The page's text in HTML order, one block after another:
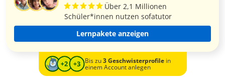
Über 2,1 Millionen
Schüler*innen nutzen sofatutor
Lernpakete anzeigen
Bis zu3 Geschwisterprofilein
einem Account anlegen